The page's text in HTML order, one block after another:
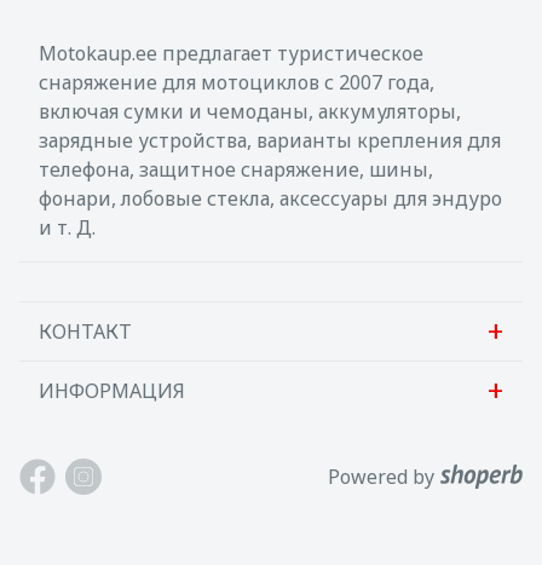
Motokaup.ee предлагает туристическое
снаряжение для мотоциклов с 2007 года,
включая сумки и чемоданы, аккумуляторы,
зарядные устройства, варианты крепления для
телефона, защитное снаряжение, шины,
фонари, лобовые стекла, аксессуары для эндуро
и т. Д.
КОНТАКТ
Sanlab OÜ
Harjumaa, 75312, Эстония
ИНФОРМАЦИЯ
О нас
Свяжитесь с нами
Powered by